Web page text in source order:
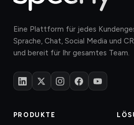
Eine Plattform für jedes
Sprache, Chat, Social Media und
und bereit für Ihr gesamtes Team.
PRODUKTE